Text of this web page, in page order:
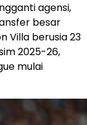
agensi,
besar
Villa berusia 23
2025-26,
mulai